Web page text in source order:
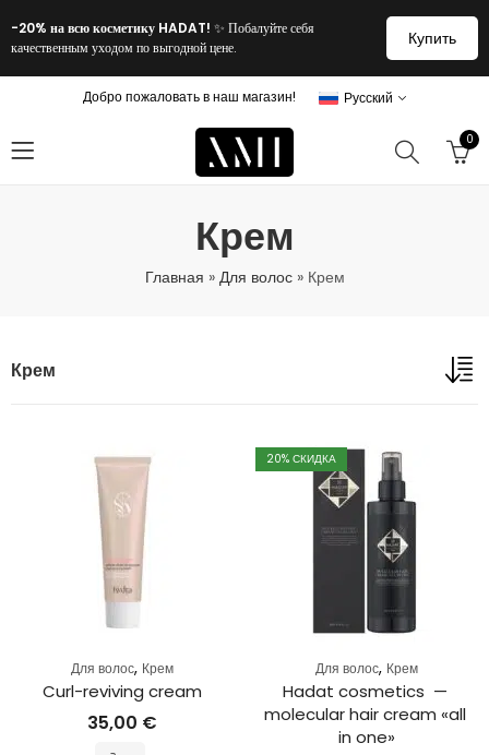
-20% на всю косметику HADAT! ✨ Побалуйте себя
качественным уходом по выгодной цене.
Купить
Добро пожаловать в наш магазин! Русский
0
Крем
Главная » Для волос» Крем
Крем
Для волос, Крем
Curl-reviving cream
35,00 €
20% СКИДКА
Для волос, Крем
Hadat cosmetics  —
molecular hair cream «all
in one»